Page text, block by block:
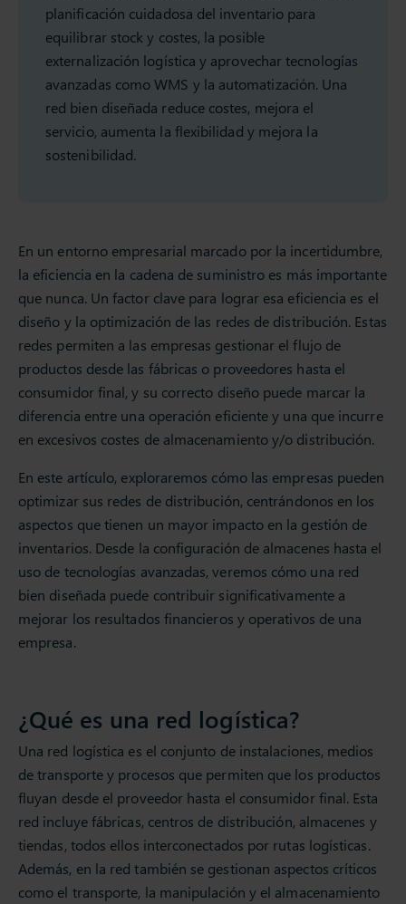
planificación cuidadosa del inventario para
equilibrar stock y costes, la posible
externalización logística y aprovechar tecnologías
avanzadas como WMS y la automatización. Una
red bien diseñada reduce costes, mejora el
servicio, aumenta la flexibilidad y mejora la
sostenibilidad.
En un entorno empresarial marcado por la incertidumbre,
la eficiencia en la cadena de suministro es más importante
que nunca. Un factor clave para lograr esa eficiencia es el
diseño y la optimización de las redes de distribución. Estas
redes permiten a las empresas gestionar el flujo de
productos desde las fábricas o proveedores hasta el
consumidor final, y su correcto diseño puede marcar la
diferencia entre una operación eficiente y una que incurre
en excesivos costes de almacenamiento y/o distribución.
En este artículo, exploraremos cómo las empresas pueden
optimizar sus redes de distribución, centrándonos en los
aspectos que tienen un mayor impacto en la gestión de
inventarios. Desde la configuración de almacenes hasta el
uso de tecnologías avanzadas, veremos cómo una red
bien diseñada puede contribuir significativamente a
mejorar los resultados financieros y operativos de una
empresa.
¿Qué es una red logística?
Una red logística es el conjunto de instalaciones, medios
de transporte y procesos que permiten que los productos
fluyan desde el proveedor hasta el consumidor final. Esta
red incluye fábricas, centros de distribución, almacenes y
tiendas, todos ellos interconectados por rutas logísticas.
Además, en la red también se gestionan aspectos críticos
como el transporte, la manipulación y el almacenamiento